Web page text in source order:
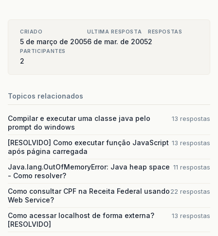
CRIADO
5 de março de 2005
ULTIMA RESPOSTA
6 de mar. de 2005
RESPOSTAS
2
PARTICIPANTES
2
Topicos relacionados
Compilar e executar uma classe java pelo
prompt do windows
13 respostas
[RESOLVIDO] Como executar função JavaScript
após página carregada
13 respostas
Java.lang.OutOfMemoryError: Java heap space
- Como resolver?
11 respostas
Como consultar CPF na Receita Federal usando
Web Service?
22 respostas
Como acessar localhost de forma externa?
[RESOLVIDO]
13 respostas